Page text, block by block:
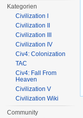
Kategorien
Civilization I
Civilization II
Civilization III
Civilization IV
Civ4: Colonization
TAC
Civ4: Fall From
Heaven
Civilization V
Civilization Wiki
Community